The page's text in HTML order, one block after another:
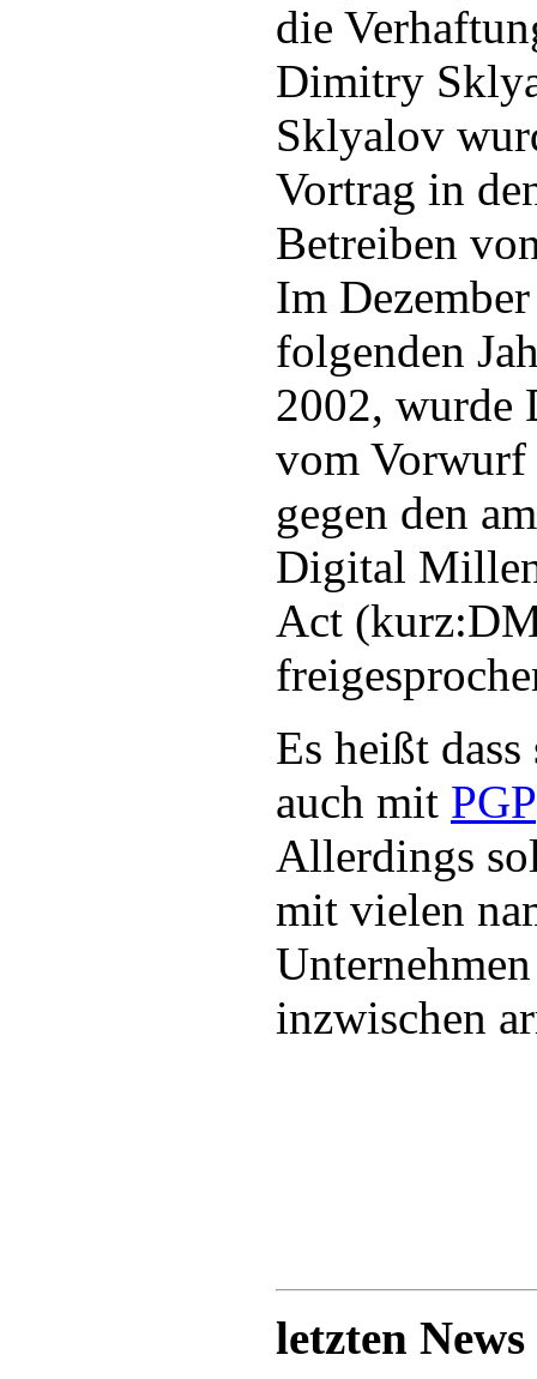
die
Dimitry
Sklyalov
Vortrag in
Betreiben
Im
folgenden
2002,
vom Vorwurf
gegen den
Digital
Act
Es heißt
auch mit PGP
Allerdings
mit vielen
inzwischen
letzten News